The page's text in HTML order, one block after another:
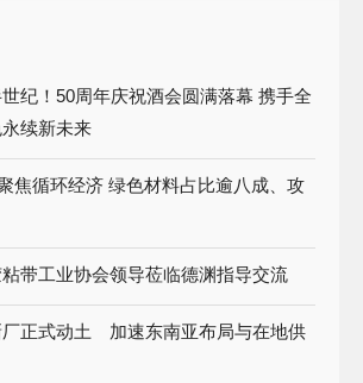
纪！50周年庆祝酒会圆满落幕 携手全
续新未来
焦循环经济 绿色材料占比逾八成、攻
带工业协会领导莅临德渊指导交流
厂正式动土 加速东南亚布局与在地供